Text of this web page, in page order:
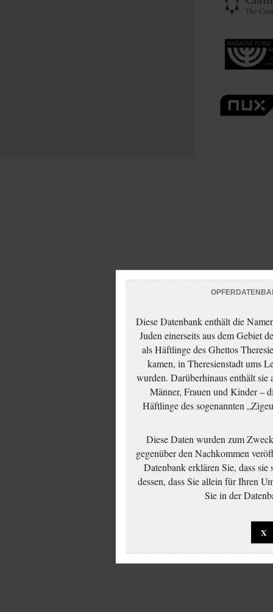
Diese Datenbank enthält die
Juden einerseits aus dem Gebiet
als Häftlinge des Ghettos
kamen, in Theresienstadt ums
wurden. Darüberhinaus enthält
Männer, Frauen und Kinder –
Häftlinge des sogenannten
Diese Daten wurden zum
gegenüber den Nachkommen
Datenbank erklären Sie, dass sie
dessen, dass Sie allein für Ihren
Sie in der
X